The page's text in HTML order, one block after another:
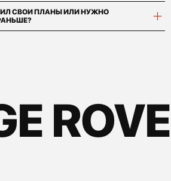
СВОИ ПЛАНЫ ИЛИ НУЖНО